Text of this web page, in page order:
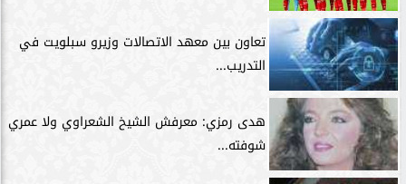
تعاون بين معهد الاتصالات وزيرو سبلويت في
التدريب...
هدى رمزي: معرفش الشيخ الشعراوي ولا عمري
شوفته...